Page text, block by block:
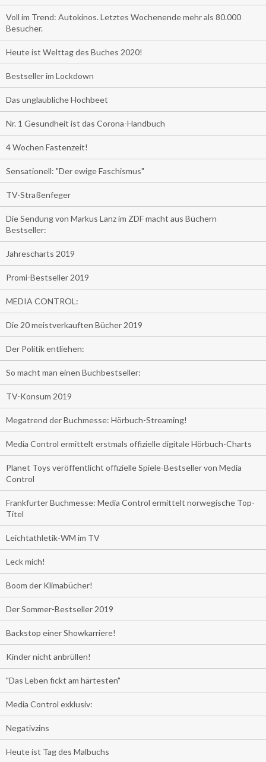
Voll im Trend: Autokinos. Letztes Wochenende mehr als 80.000
Besucher.
Heute ist Welttag des Buches 2020!
Bestseller im Lockdown
Das unglaubliche Hochbeet
Nr. 1 Gesundheit ist das Corona-Handbuch
4 Wochen Fastenzeit!
Sensationell: "Der ewige Faschismus"
TV-Straßenfeger
Die Sendung von Markus Lanz im ZDF macht aus Büchern
Bestseller:
Jahrescharts 2019
Promi-Bestseller 2019
MEDIA CONTROL:
Die 20 meistverkauften Bücher 2019
Der Politik entliehen:
So macht man einen Buchbestseller:
TV-Konsum 2019
Megatrend der Buchmesse: Hörbuch-Streaming!
Media Control ermittelt erstmals offizielle digitale Hörbuch-Charts
Planet Toys veröffentlicht offizielle Spiele-Bestseller von Media
Control
Frankfurter Buchmesse: Media Control ermittelt norwegische Top-
Titel
Leichtathletik-WM im TV
Leck mich!
Boom der Klimabücher!
Der Sommer-Bestseller 2019
Backstop einer Showkarriere!
Kinder nicht anbrüllen!
"Das Leben fickt am härtesten"
Media Control exklusiv:
Negativzins
Heute ist Tag des Malbuchs